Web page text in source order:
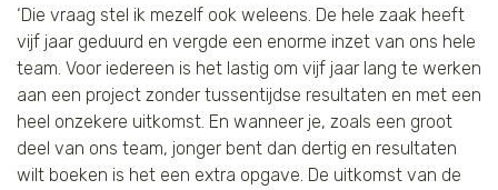
‘Die vraag stel ik mezelf ook weleens. De hele zaak heeft
vijf jaar geduurd en vergde een enorme inzet van ons hele
team. Voor iedereen is het lastig om vijf jaar lang te werken
aan een project zonder tussentijdse resultaten en met een
heel onzekere uitkomst. En wanneer je, zoals een groot
deel van ons team, jonger bent dan dertig en resultaten
wilt boeken is het een extra opgave. De uitkomst van de